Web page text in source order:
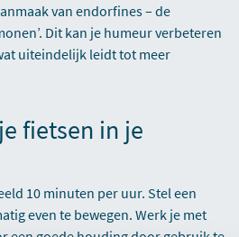
van endorfines – de
Dit kan je humeur verbeteren
uiteindelijk leidt tot meer
fietsen in je
10 minuten per uur. Stel een
even te bewegen. Werk je met